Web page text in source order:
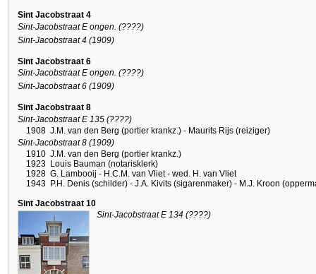
Sint Jacobstraat 4
Sint-Jacobstraat E ongen. (????)
Sint-Jacobstraat 4 (1909)
Sint Jacobstraat 6
Sint-Jacobstraat E ongen. (????)
Sint-Jacobstraat 6 (1909)
Sint Jacobstraat 8
Sint-Jacobstraat E 135 (????)
1908 J.M. van den Berg (portier krankz.) - Maurits Rijs (reiziger)
Sint-Jacobstraat 8 (1909)
1910 J.M. van den Berg (portier krankz.)
1923 Louis Bauman (notarisklerk)
1928 G. Lambooij - H.C.M. van Vliet - wed. H. van Vliet
1943 P.H. Denis (schilder) - J.A. Kivits (sigarenmaker) - M.J. Kroon
Sint Jacobstraat 10
Sint-Jacobstraat E 134 (????)